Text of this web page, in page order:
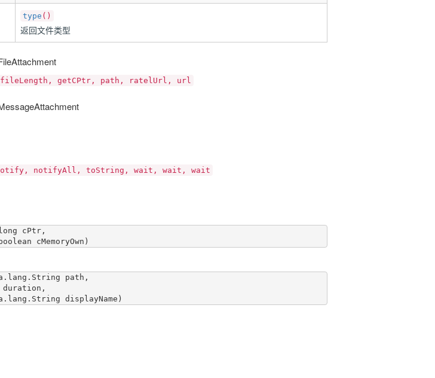
type ()
返回文件类型
fileLength, getCPtr, path, ratelUrl, url
notify, notifyAll, toString, wait, wait, wait
cPtr,
path,